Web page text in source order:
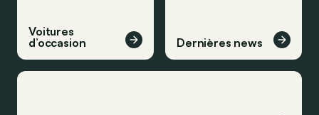
Voitures
d’occasion
Dernières news